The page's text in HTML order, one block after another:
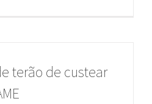
terão de custear